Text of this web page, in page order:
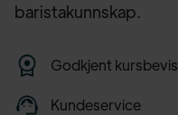
baristakunnskap.
Godkjent kursbevis
Kundeservice